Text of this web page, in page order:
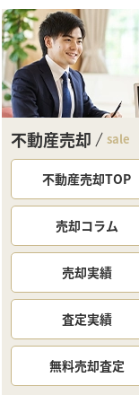
不動産売却 sale
不動産売却TOP
売却コラム
売却実績
査定実績
無料売却査定